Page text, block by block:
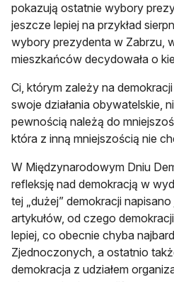
pokazują ostatnie wybory
jeszcze lepiej na przykład
wybory prezydenta w Zabrzu,
mieszkańców decydowała o
Ci, którym zależy na
swoje działania obywatelskie,
pewnością należą do
która z inną mniejszością nie
W Międzynarodowym Dniu
refleksję nad demokracją w
tej „dużej” demokracji
artykułów, od czego
lepiej, co obecnie chyba
Zjednoczonych, a ostatnio
demokracja z udziałem